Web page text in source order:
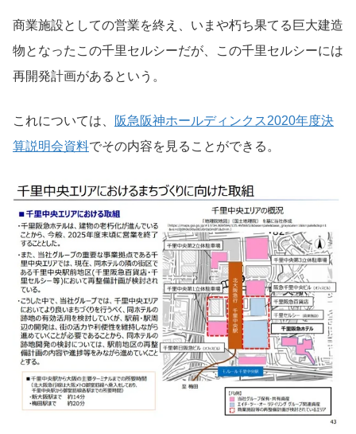
商業施設としての営業を終え、いまや朽ち果てる巨大建造
物となったこの千里セルシーだが、この千里セルシーには
再開発計画があるという。
これについては、
阪急阪神ホールディンクス2020年度決
算説明会資料でその内容を見ることができる。